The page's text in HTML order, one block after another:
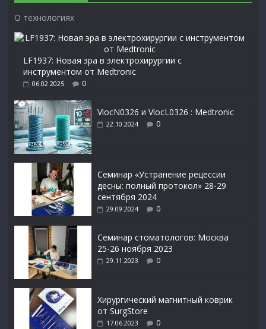
О технологиях
LF1937: Новая эра в электрохирургии с
инструментом от Medtronic
06.02.2025 0
VlocN0326 и VlocL0326 : Medtronic
22.10.2024 0
Семинар «Устранение рецессии
десны: полный протокол» 28-29
сентября 2024
29.09.2024 0
Семинар стоматологов: Москва
25-26 ноября 2023
29.11.2023 0
Xирургический магнитный коврик
от SurgStore
17.06.2023 0